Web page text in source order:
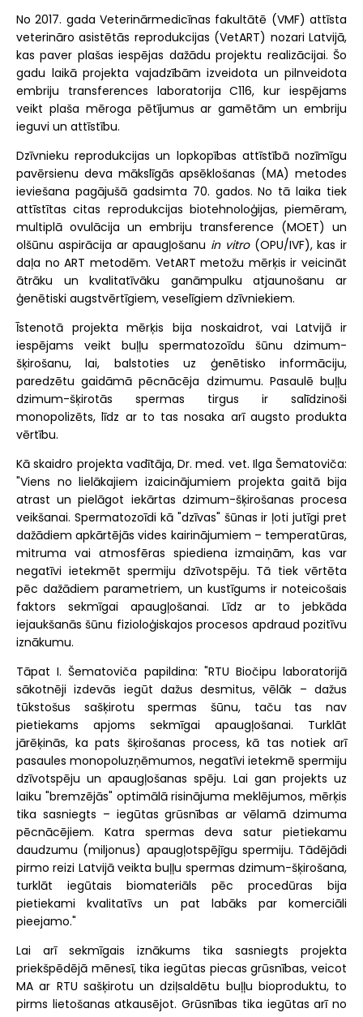
No 2017. gada Veterinārmedicīnas fakultātē (VMF) attīsta
veterināro asistētās reprodukcijas (VetART) nozari Latvijā,
kas paver plašas iespējas dažādu projektu realizācijai. Šo
gadu laikā projekta vajadzībām izveidota un pilnveidota
embriju transferences laboratorija C116, kur iespējams
veikt plaša mēroga pētījumus ar gamētām un embriju
ieguvi un attīstību.
Dzīvnieku reprodukcijas un lopkopības attīstībā nozīmīgu
pavērsienu deva mākslīgās apsēklošanas (MA) metodes
ieviešana pagājušā gadsimta 70. gados. No tā laika tiek
attīstītas citas reprodukcijas biotehnoloģijas, piemēram,
multiplā ovulācija un embriju transference (MOET) un
olšūnu aspirācija ar apaugļošanu in vitro(OPU/IVF), kas ir
daļa no ART metodēm. VetART metožu mērķis ir veicināt
ātrāku un kvalitatīvāku ganāmpulku atjaunošanu ar
ģenētiski augstvērtīgiem, veselīgiem dzīvniekiem.
Īstenotā projekta mērķis bija noskaidrot, vai Latvijā ir
iespējams veikt buļļu spermatozoīdu šūnu dzimum-
šķirošanu, lai, balstoties uz ģenētisko informāciju,
paredzētu gaidāmā pēcnācēja dzimumu. Pasaulē buļļu
dzimum-šķirotās spermas tirgus ir salīdzinoši
monopolizēts, līdz ar to tas nosaka arī augsto produkta
vērtību.
Kā skaidro projekta vadītāja, Dr. med. vet. Ilga Šematoviča:
"Viens no lielākajiem izaicinājumiem projekta gaitā bija
atrast un pielāgot iekārtas dzimum-šķirošanas procesa
veikšanai. Spermatozoīdi kā "dzīvas" šūnas ir ļoti jutīgi pret
dažādiem apkārtējās vides kairinājumiem – temperatūras,
mitruma vai atmosfēras spiediena izmaiņām, kas var
negatīvi ietekmēt spermiju dzīvotspēju. Tā tiek vērtēta
pēc dažādiem parametriem, un kustīgums ir noteicošais
faktors sekmīgai apaugļošanai. Līdz ar to jebkāda
iejaukšanās šūnu fizioloģiskajos procesos apdraud pozitīvu
iznākumu.
Tāpat I. Šematoviča papildina: "RTU Biočipu laboratorijā
sākotnēji izdevās iegūt dažus desmitus, vēlāk – dažus
tūkstošus sašķirotu spermas šūnu, taču tas nav
pietiekams apjoms sekmīgai apaugļošanai. Turklāt
jārēķinās, ka pats šķirošanas process, kā tas notiek arī
pasaules monopoluzņēmumos, negatīvi ietekmē spermiju
dzīvotspēju un apaugļošanas spēju. Lai gan projekts uz
laiku "bremzējās" optimālā risinājuma meklējumos, mērķis
tika sasniegts – iegūtas grūsnības ar vēlamā dzimuma
pēcnācējiem. Katra spermas deva satur pietiekamu
daudzumu (miljonus) apaugļotspējīgu spermiju. Tādējādi
pirmo reizi Latvijā veikta buļļu spermas dzimum-šķirošana,
turklāt iegūtais biomateriāls pēc procedūras bija
pietiekami kvalitatīvs un pat labāks par komerciāli
pieejamo."
Lai arī sekmīgais iznākums tika sasniegts projekta
priekšpēdējā mēnesī, tika iegūtas piecas grūsnības, veicot
MA ar RTU sašķirotu un dziļsaldētu buļļu bioproduktu, to
pirms lietošanas atkausējot. Grūsnības tika iegūtas arī no